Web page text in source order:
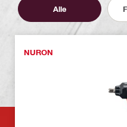
Alle
NURON